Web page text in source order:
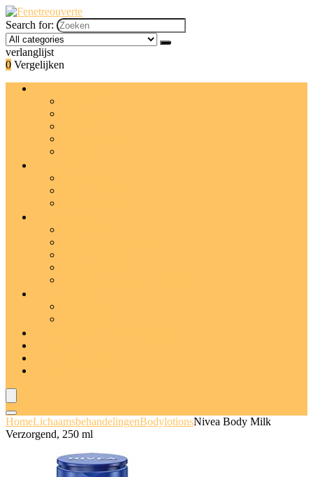
Search for:
verlanglijst
0 Vergelijken
HomeLichaamsbehandelingenBodylotionsNivea Body Milk
Verzorgend, 250 ml